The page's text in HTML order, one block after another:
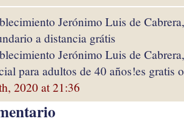
Jerónimo Luis de
a distancia grátis
Jerónimo Luis de
para adultos de 40 años!es gratis
2020 at 21:36